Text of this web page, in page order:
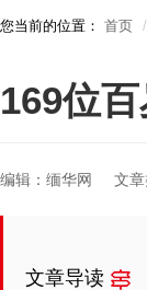
您当前的位置： 首页
169位
编辑：缅华网 文
文章导读